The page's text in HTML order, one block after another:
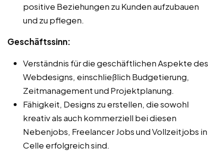
positive Beziehungen zu Kunden aufzubauen
und zu pflegen.
Geschäftssinn:
Verständnis für die geschäftlichen Aspekte des
Webdesigns, einschließlich Budgetierung,
Zeitmanagement und Projektplanung.
Fähigkeit, Designs zu erstellen, die sowohl
kreativ als auch kommerziell bei diesen
Nebenjobs, Freelancer Jobs und Vollzeitjobs in
Celle erfolgreich sind.